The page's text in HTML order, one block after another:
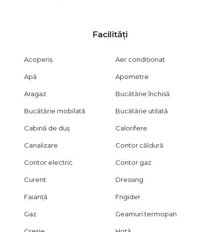
Ideal pentru familie sau persoane care lucrează de acasă
Aproximativ 10 minute de mers până la metrou Piața Sudului
Stații STB la câteva minute de mers pe jos
Perioadă minimă de închiriere: 2 ani
1 lună chirie + 1 lună garanție
Preț și condiții:
Chirie: 570 euro/lună
Facilități
Acoperiș Aer condiționat
Apă Apometre
Aragaz Bucătărie închisă
Bucătărie mobilată Bucătărie utilată
Cabină de duș Calorifere
Canalizare Contor căldură
Contor electric Contor gaz
Curent Dressing
Faianță Frigider
Gaz Geamuri termopan